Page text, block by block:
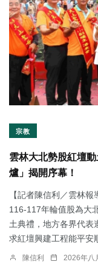
宗教
雲林大北勢股紅壇
爐」揭開序幕！
【記者陳信利／雲林
116-117年輪值股為大
土典禮，地方各界代表
求紅壇興建工程能平安
陳信利 2026年八